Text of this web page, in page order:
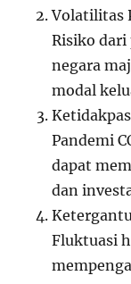
Volatilitas
Risiko
negara
modal
Pandemi
dapat
dan
Fluktuasi